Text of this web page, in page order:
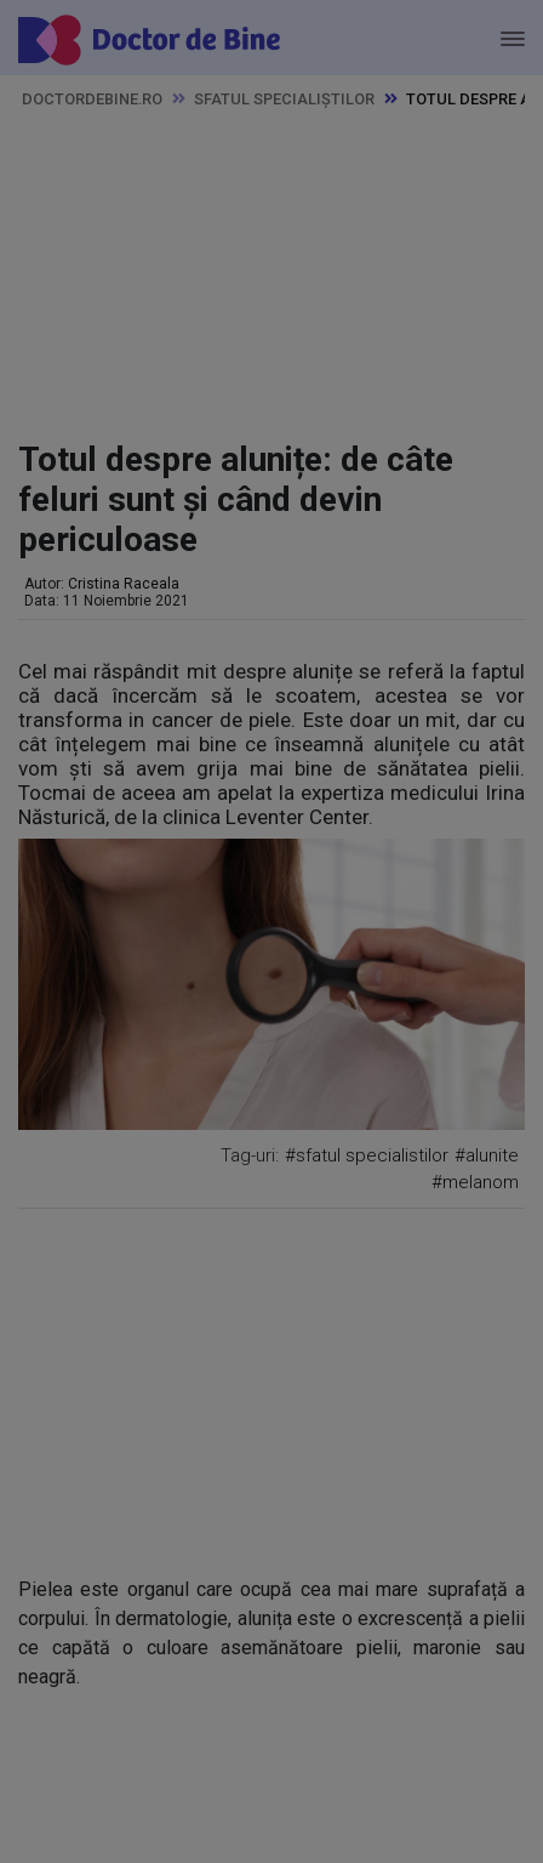
DOCTORDEBINE.RO SFATUL SPECIALIȘTILOR TOTUL DESPRE
Totul despre alunițe: de câte
feluri sunt și când devin
periculoase
Autor: Cristina Raceala
Data: 11 Noiembrie 2021
Cel mai răspândit mit despre alunițe se referă la faptul
că dacă încercăm să le scoatem, acestea se vor
transforma in cancer de piele. Este doar un mit, dar cu
cât înțelegem mai bine ce înseamnă alunițele cu atât
vom ști să avem grija mai bine de sănătatea pielii.
Tocmai de aceea am apelat la expertiza medicului Irina
Năsturică, de la clinica Leventer Center.
Tag-uri: #sfatul specialistilor #alunite
#melanom
Pielea este organul care ocupă cea mai mare suprafață a
corpului. În dermatologie, alunița este o excrescență a pielii
ce capătă o culoare asemănătoare pielii, maronie sau
neagră.